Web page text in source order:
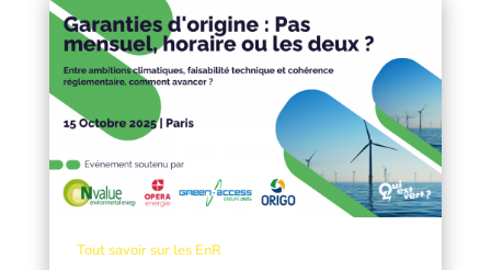
Tout savoir sur les EnR